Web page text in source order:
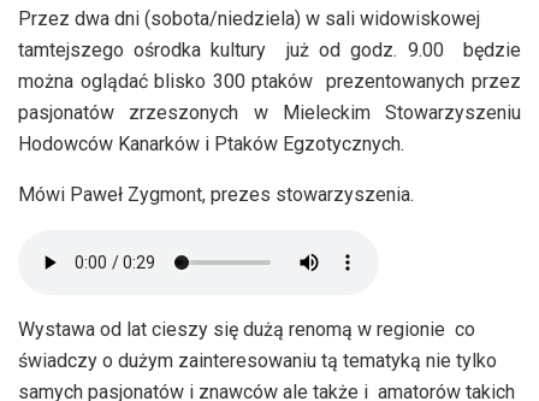
Przez dwa dni (sobota/niedziela) w sali widowiskowej
tamtejszego ośrodka kultury już od godz. 9.00 będzie
można oglądać blisko 300 ptaków prezentowanych przez
pasjonatów zrzeszonych w Mieleckim Stowarzyszeniu
Hodowców Kanarków i Ptaków Egzotycznych.
Mówi Paweł Zygmont, prezes stowarzyszenia.
Wystawa od lat cieszy się dużą renomą w regionie co
świadczy o dużym zainteresowaniu tą tematyką nie tylko
samych pasjonatów i znawców ale także i amatorów takich